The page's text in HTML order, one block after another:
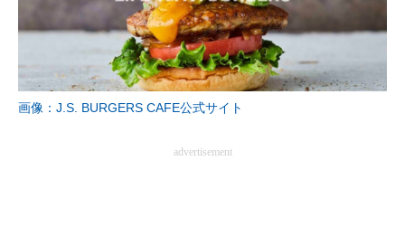
好きが集まる 比べて選べる
ビジネスと働き方のヒント
AI活用のいまが分かる
画像：J.S. BURGERS CAFE公式サイト
advertisement